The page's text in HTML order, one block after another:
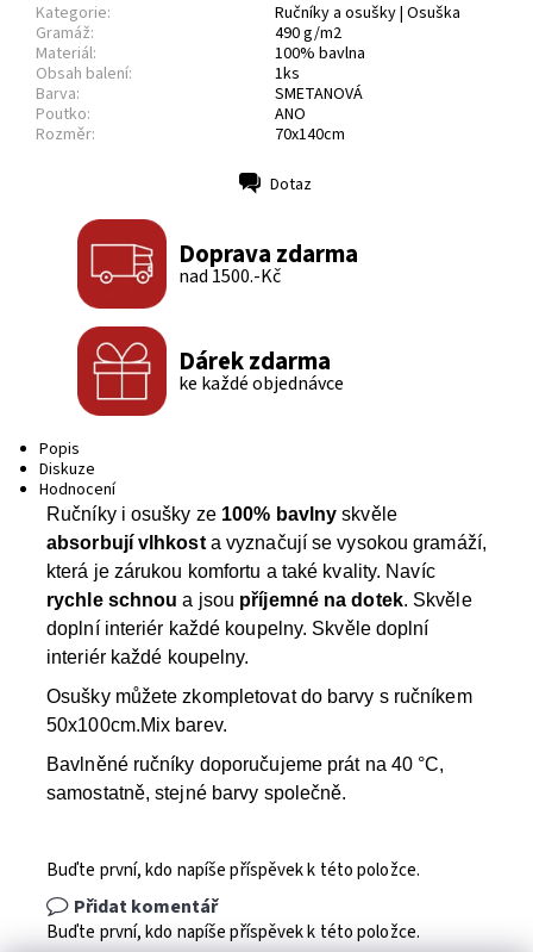
Kategorie:
Ručníky a osušky | Osuška
Gramáž:
490 g/m2
Materiál:
100% bavlna
Obsah balení:
1ks
Barva:
SMETANOVÁ
Poutko:
ANO
Rozměr:
70x140cm
Dotaz
Doprava zdarma
nad 1500.-Kč
Dárek zdarma
ke každé objednávce
Popis
Diskuze
Hodnocení
Ručníky i osušky ze100% bavlny skvěle
absorbují vlhkosta vyznačují se vysokou gramáží,
která je zárukou komfortu a také kvality. Navíc
rychle schnou a jsou příjemné na dotek. Skvěle
doplní interiér každé koupelny. Skvěle doplní
interiér každé koupelny.
Osušky můžete zkompletovat do barvy s ručníkem
50x100cm.Mix barev.
Bavlněné ručníky doporučujeme prát na 40 °C,
samostatně, stejné barvy společně.
Buďte první, kdo napíše příspěvek k této položce.
Přidat komentář
Buďte první, kdo napíše příspěvek k této položce.